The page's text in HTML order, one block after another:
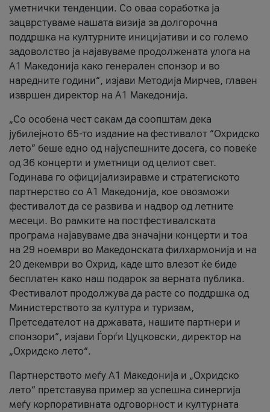
уметнички тенденции. Со оваа соработка ја
зацврстуваме нашата визија за долгорочна
поддршка на културните иницијативи и со големо
задоволство ја најавуваме продолжената улога на
A1 Македонија како генерален спонзор и во
наредните години“, изјави Методија Мирчев, главен
извршен директор на A1 Македонија.
„Со особена чест сакам да соопштам дека
јубилејното 65-то издание на фестивалот “Охридско
лето” беше едно од најуспешните досега, со повеќе
од 36 концерти и уметници од целиот свет.
Годинава го официјализиравме и стратегиското
партнерство со А1 Македонија, кое овозможи
фестивалот да се развива и надвор од летните
месеци. Во рамките на постфестивалската
програма најавуваме два значајни концерти и тоа
на 29 ноември во Македонската филхармонија и на
20 декември во Охрид, каде што влезот ќе биде
бесплатен како наш подарок за верната публика.
Фестивалот продолжува да расте со поддршка од
Министерството за култура и туризам,
Претседателот на државата, нашите партнери и
спонзори“, изјави Ѓорѓи Цуцковски, директор на
„Охридско лето“.
Партнерството меѓу A1 Македонија и „Охридско
лето“ претставува пример за успешна синергија
меѓу корпоративната одговорност и културната